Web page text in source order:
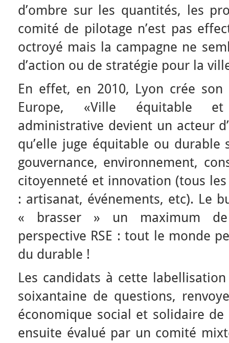
d’ombre sur les quantités, les
comité de pilotage n’est pas
octroyé mais la campagne ne
d’action ou de stratégie pour la
En effet, en 2010, Lyon crée
Europe, «Ville équitable et
administrative devient un acteur
qu’elle juge équitable ou durable
gouvernance, environnement,
citoyenneté et innovation (tous
: artisanat, événements, etc). Le
« brasser » un maximum
perspective RSE : tout le monde
du durable !
Les candidats à cette
soixantaine de questions,
économique social et solidaire
ensuite évalué par un comité